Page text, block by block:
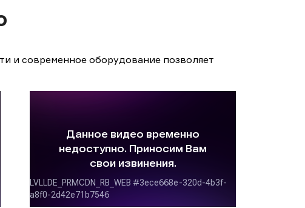
и современное оборудование позволяет